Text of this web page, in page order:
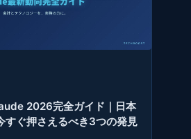
2026完全ガイド｜日本
すぐ押さえるべき3つの発見